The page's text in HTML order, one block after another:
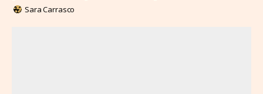
Sara Carrasco